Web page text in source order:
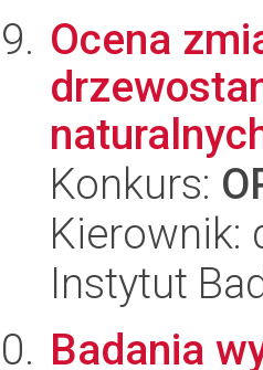
Ocena
Konkurs:
Kierownik:
Instytut
Badania